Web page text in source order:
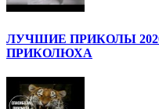
ЛУЧШИЕ ПРИКОЛЫ 2020
ПРИКОЛЮХА